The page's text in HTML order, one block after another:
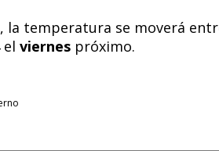
, la temperatura se moverá
el viernes próximo.